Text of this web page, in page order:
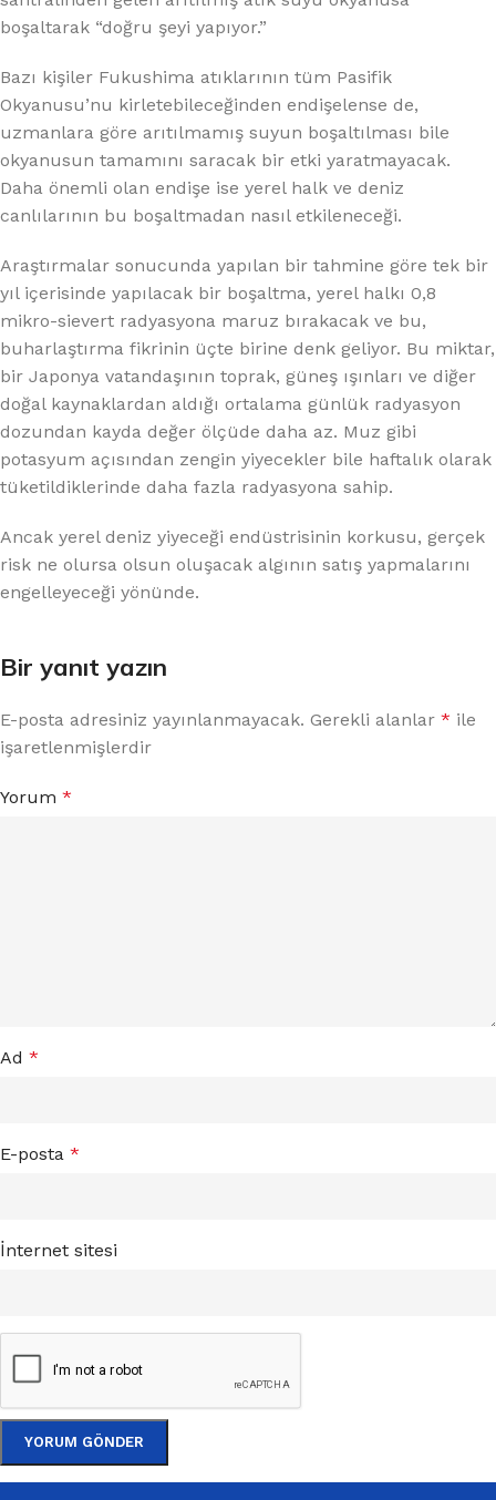
boşaltarak “doğru şeyi yapıyor.”
Bazı kişiler Fukushima atıklarının tüm Pasifik
Okyanusu’nu kirletebileceğinden endişelense de,
uzmanlara göre arıtılmamış suyun boşaltılması bile
okyanusun tamamını saracak bir etki yaratmayacak.
Daha önemli olan endişe ise yerel halk ve deniz
canlılarının bu boşaltmadan nasıl etkileneceği.
Araştırmalar sonucunda yapılan bir tahmine göre tek bir
yıl içerisinde yapılacak bir boşaltma, yerel halkı 0,8
mikro-sievert radyasyona maruz bırakacak ve bu,
buharlaştırma fikrinin üçte birine denk geliyor. Bu miktar,
bir Japonya vatandaşının toprak, güneş ışınları ve diğer
doğal kaynaklardan aldığı ortalama günlük radyasyon
dozundan kayda değer ölçüde daha az. Muz gibi
potasyum açısından zengin yiyecekler bile haftalık olarak
tüketildiklerinde daha fazla radyasyona sahip.
Ancak yerel deniz yiyeceği endüstrisinin korkusu, gerçek
risk ne olursa olsun oluşacak algının satış yapmalarını
engelleyeceği yönünde.
Bir yanıt yazın
E-posta adresiniz yayınlanmayacak. Gerekli alanlar * ile
işaretlenmişlerdir
Yorum *
Ad *
E-posta *
İnternet sitesi